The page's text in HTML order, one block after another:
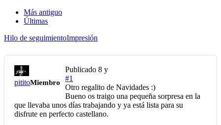
Más antiguo
Últimas
Hilo de seguimientoImpresión
pititoMiembro
Publicado 8 y
#1
Otro regalito de Navidades :)
Bueno os traigo una pequeña sorpresa en la
que llevaba unos días trabajando y ya está lista para su
disfrute en perfecto castellano.